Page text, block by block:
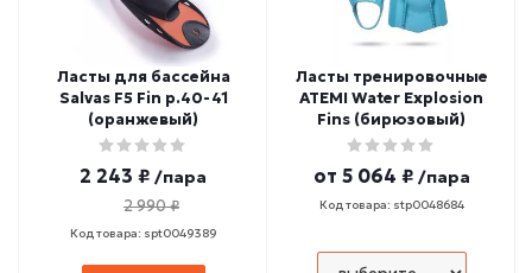
Ласты для бассейна
Salvas F5 Fin р.40-41
(оранжевый)
2 243 ₽ /пара
2 990 ₽
Код товара: spt0049389
Ласты тренировочные
ATEMI Water Explosion
Fins (бирюзовый)
от 5 064 ₽ /пара
Код товара: stp0048684